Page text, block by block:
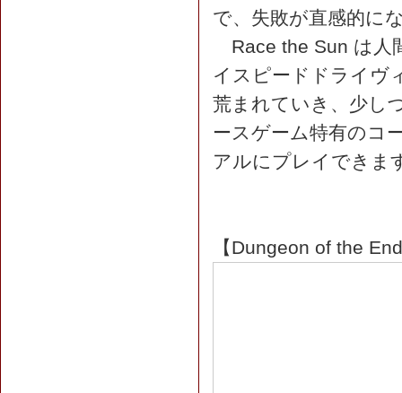
で、失敗が直感的に
Race the Sun は人
イスピードドライヴ
荒まれていき、少し
ースゲーム特有のコ
アルにプレイできま
【Dungeon of the